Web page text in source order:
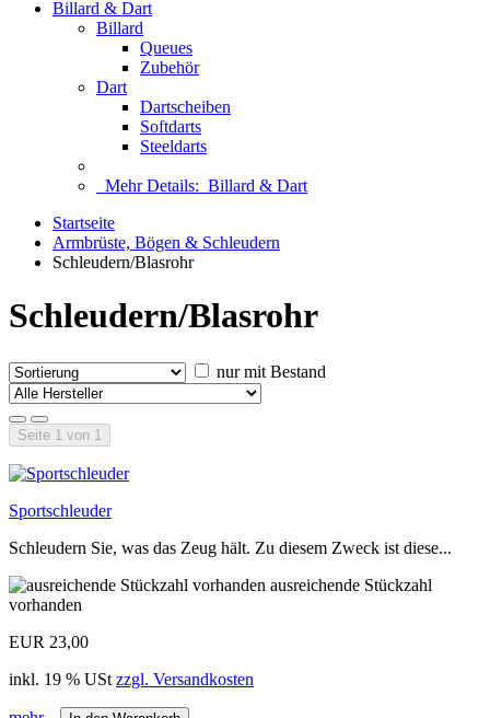
Billard & Dart
Billard
Queues
Zubehör
Dart
Dartscheiben
Softdarts
Steeldarts
Mehr Details: Billard & Dart
Startseite
Armbrüste, Bögen & Schleudern
Schleudern/Blasrohr
Schleudern/Blasrohr
nur mit Bestand
Seite 1 von 1
Sportschleuder
Schleudern Sie, was das Zeug hält. Zu diesem Zweck ist diese...
ausreichende Stückzahl
vorhanden
EUR 23,00
inkl. 19 % USt zzgl. Versandkosten